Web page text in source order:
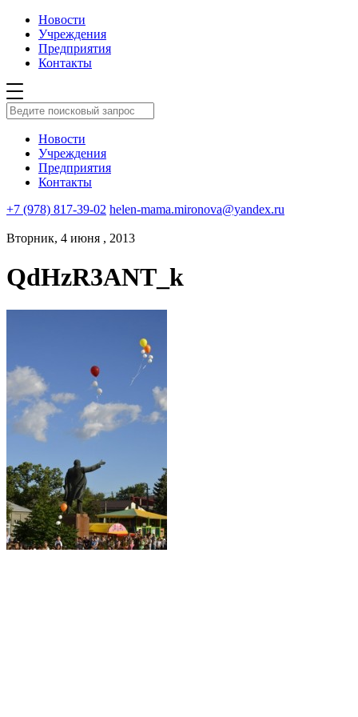
Новости
Учреждения
Предприятия
Контакты
Новости
Учреждения
Предприятия
Контакты
+7 (978) 817-39-02 helen-mama.mironova@yandex.ru
Вторник, 4 июня , 2013
QdHzR3ANT_k